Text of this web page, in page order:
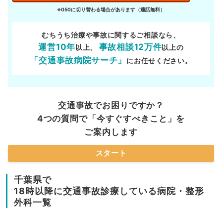
※050に切り替わる場合があります（通話無料）
むちうち治療や事故に関するご相談なら、
運営10年以上、 事故相談12万件以上の
「交通事故病院サーチ」 にお任せください。
交通事故でお困りですか？
4つの質問で「今すぐすべきこと」を
ご案内します
スタート
千葉県で
18時以降に交通事故診療している病院・整形
外科一覧